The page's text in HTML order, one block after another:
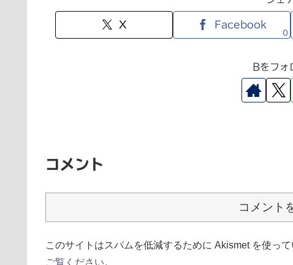
X Facebook
0
Bをフォ
コメント
コメント
このサイトはスパムを低減するために Akismet を使って
ご覧ください。